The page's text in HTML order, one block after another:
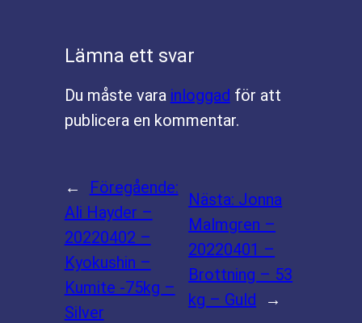
Lämna ett svar
Du måste vara inloggad för att
publicera en kommentar.
←
Föregående:
Ali Hayder –
20220402 –
Kyokushin –
Kumite -75kg –
Silver
Nästa: Jonna
Malmgren –
20220401 –
Brottning – 53
kg – Guld
→